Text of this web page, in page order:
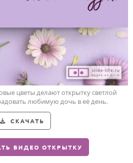
цветы делают открытку светлой
любимую дочь в её день.
СКАЧАТЬ
ВИДЕО ОТКРЫТКУ